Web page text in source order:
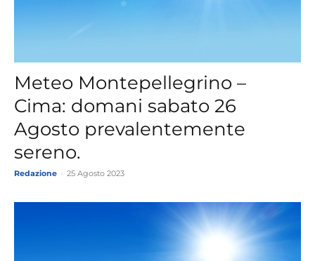
Meteo Montepellegrino –
Cima: domani sabato 26
Agosto prevalentemente
sereno.
Redazione 25 Agosto 2023